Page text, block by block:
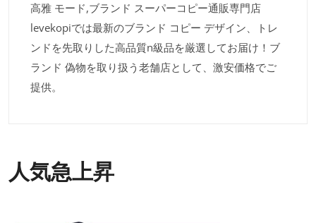
高雅 モード,ブランド スーパーコピー通販専門店
levekopiでは最新のブランド コピー デザイン、トレ
ンドを先取りした高品質n級品を厳選してお届け！ブ
ランド 偽物を取り扱う老舗店として、激安価格でご
提供。
人気急上昇